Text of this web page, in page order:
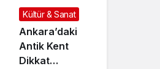
Kültür & Sanat
Ankara’daki
Antik Kent
Dikkat